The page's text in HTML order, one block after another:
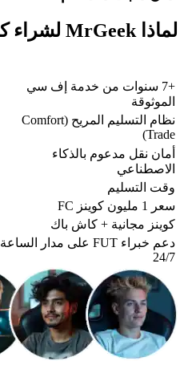
لماذا MrGeek لشراء كوينز فيفا 26 رخيصة
+7 سنوات من خدمة إف سي
الموثوقة
نظام التسليم المريح (Comfort
Trade)
أمان نقل مدعوم بالذكاء
الاصطناعي
وقت التسليم
سعر 1 مليون كوينز FC
كوينز مجانية + كاش باك
دعم خبراء FUT على مدار الساعة
24/7